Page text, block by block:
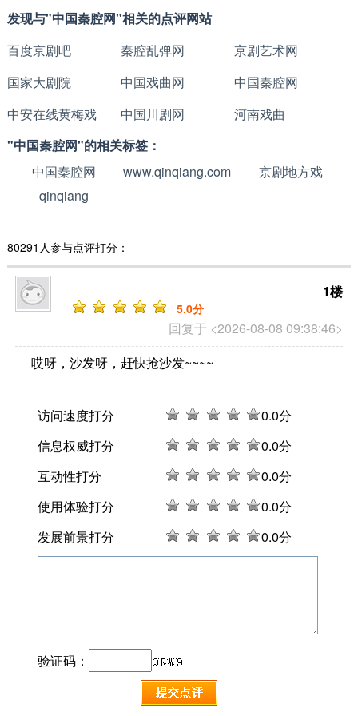
发现与"中国秦腔网"相关的点评网站
百度京剧吧
秦腔乱弹网
京剧艺术网
国家大剧院
中国戏曲网
中国秦腔网
中安在线黄梅戏
中国川剧网
河南戏曲
"中国秦腔网"的相关标签：
中国秦腔网
www.qinqiang.com
京剧地方戏
qinqiang
80291人参与点评打分：
回复于 <2026-08-08 09:38:46>
1楼
5.0分
哎呀，沙发呀，赶快抢沙发~~~~
访问速度打分 0.0分
信息权威打分
0.0分
互动性打分
0.0分
使用体验打分
0.0分
发展前景打分
0.0分
验证码：